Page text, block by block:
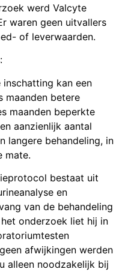
werd Valcyte
waren geen uitvallers
of leverwaarden.
inschatting kan een
maanden betere
maanden beperkte
aanzienlijk aantal
langere behandeling, in
mate.
bestaat uit
en
van de behandeling
onderzoek liet hij in
afwijkingen werden
alleen noodzakelijk bij